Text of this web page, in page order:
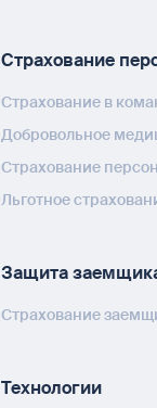
Страхование
Страхование в
Добровольное
Страхование
Льготное
Защита
Страхование
Технологии